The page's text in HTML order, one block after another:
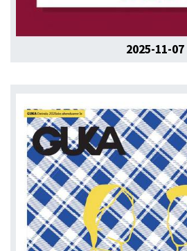
2025-11-07